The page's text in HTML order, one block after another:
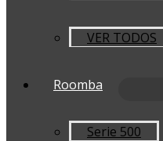
VER TODOS
Roomba
Serie 500